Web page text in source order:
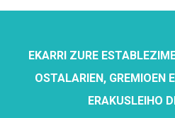
EKARRI ZURE
OSTALARIEN, GREMIOEN
ERAKUSLEIHO